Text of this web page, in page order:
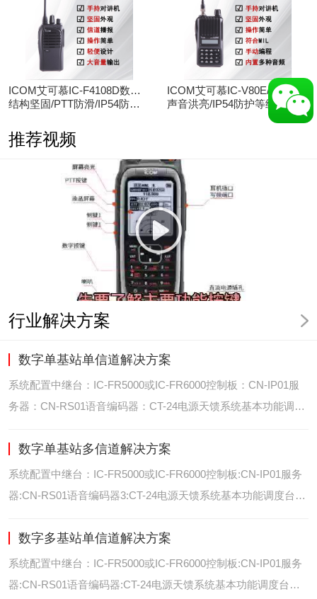
ICOM艾可慕IC-F4108D数字
对讲机
结构坚固/PTT防滑/IP54防护/
ICOM艾可慕IC-V80E/IC-
U80E手持对讲机（停产）
声音洪亮/IP54防护等级/手动
推荐视频
行业解决方案
数字单基站单信道解决方案
系统配置中继台：IC-FR5000或IC-FR6000控制板：CN-IP01服
务器：CN-RS01语音编码器：CT-24电源天馈系统基本功能调度
位/室内定位艾可慕数字电台具备GPS数据上传功能。而GPS定
位功能是艾可慕数字系统的标
数字单基站多信道解决方案
系统配置中继台：IC-FR5000或IC-FR6000控制板:CN-IP01服务
器:CN-RS01语音编码器3:CT-24电源天馈系统基本功能调度台录
室内定位艾可慕数字电台具备GPS数据上传功能。而GPS定位功
能是艾可慕数字系统的
数字多基站单信道解决方案
系统配置中继台：IC-FR5000或IC-FR6000控制板:CN-IP01服务
器:CN-RS01语音编码器:CT-24电源天馈系统基本功能调度台录